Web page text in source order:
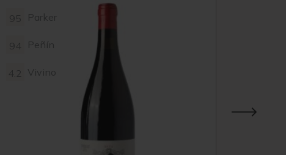
Parker
Peñín
Vivino